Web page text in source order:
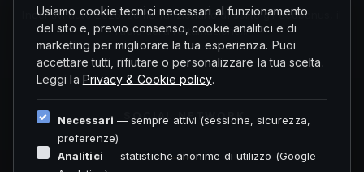
Incentivi auto 2026: come funzionano di solito gli ecobonus, il
ruolo della rottamazione...
SOCIAL NETWORK
Usiamo cookie tecnici necessari al funzionamento
del sito e, previo consenso, cookie analitici e di
marketing per migliorare la tua esperienza. Puoi
accettare tutti, rifiutare o personalizzare la tua scelta.
Leggi la Privacy & Cookie policy.
Necessari — sempre attivi (sessione, sicurezza,
preferenze)
Analitici — statistiche anonime di utilizzo (Google